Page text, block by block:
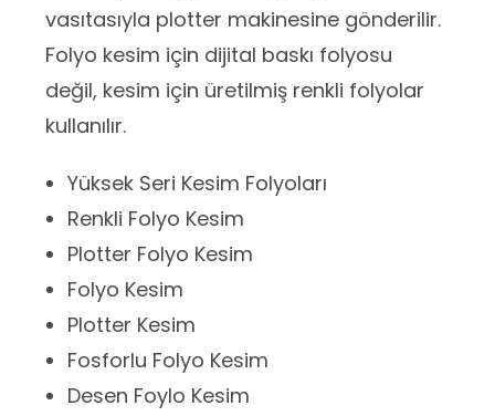
vasıtasıyla plotter makinesine gönderilir.
Folyo kesim için dijital baskı folyosu
değil, kesim için üretilmiş renkli folyolar
kullanılır.
Yüksek Seri Kesim Folyoları
Renkli Folyo Kesim
Plotter Folyo Kesim
Folyo Kesim
Plotter Kesim
Fosforlu Folyo Kesim
Desen Foylo Kesim